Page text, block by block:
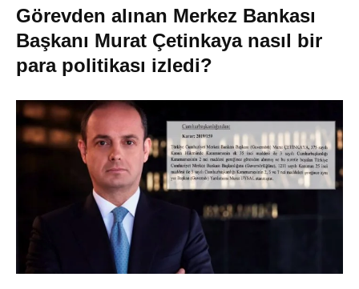
Görevden alınan Merkez Bankası
Başkanı Murat Çetinkaya nasıl bir
para politikası izledi?